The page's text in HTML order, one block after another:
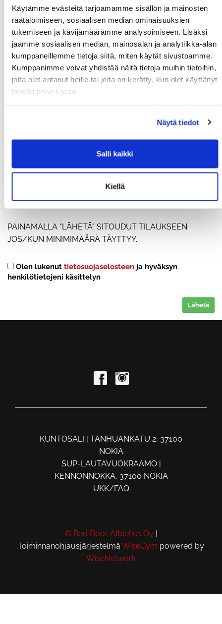
Käytämme evästeitä tarjoamamme sisällön ja mainosten
räätälöimiseen, sosiaalisen median ominaisuuksien
tukemiseen ja kävijämäärämme analysoimiseen. Lisäksi
jaamme sosiaalisen median, mainosalan ja analytiikka-alan
kumppaneillemme tietoja siitä, miten käytät sivustoamme.
Kumppanimme voivat yhdistää näitä tietoja muihin tietoihin,
joita olet antanut heille tai joita on kerätty, kun olet käyttänyt
heidän palvelujaan.
Näytä tiedot
Salli kaikki
Kiellä
37
38
39
40
41
42
47
PAINAMALLA "LÄHETÄ" SITOUDUT TILAUKSEEN
JOS/KUN MINIMIMÄÄRÄ TÄYTTYY.
Olen lukenut tietosuojaselosteen ja hyväksyn
henkilötietojeni käsittelyn
Lähetä
KUNTOSALI | TANHUANKATU 2, 37100
NOKIA
SUP-LAUTAVUOKRAAMO |
KENNONNOKKA, 37100 NOKIA
UKK/FAQ
© Red Door Athletics Oy|
Toiminnanohjausjärjestelmä WiseGym powered by
WiseNetwork